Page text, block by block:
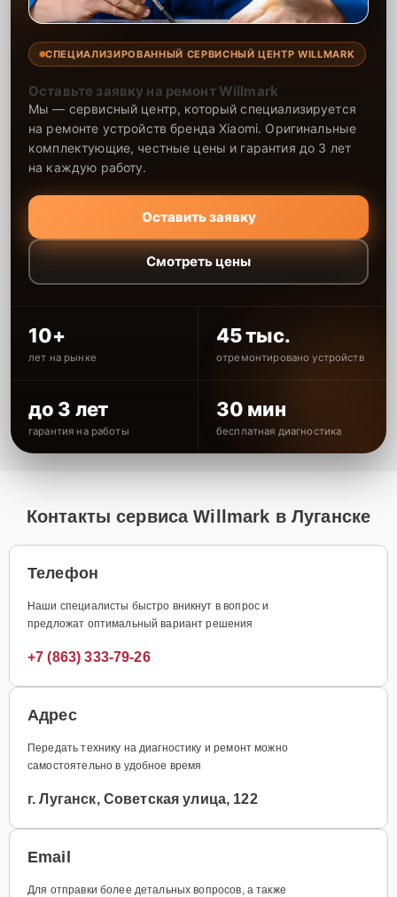
СПЕЦИАЛИЗИРОВАННЫЙ СЕРВИСНЫЙ ЦЕНТР WILLMARK
Оставьте заявку на ремонт Willmark
Мы — сервисный центр, который специализируется
на ремонте устройств бренда Xiaomi. Оригинальные
комплектующие, честные цены и гарантия до 3 лет
на каждую работу.
Оставить заявку
Смотреть цены
10+
лет на рынке
45 тыс.
отремонтировано устройств
до 3 лет
гарантия на работы
30 мин
бесплатная диагностика
Контакты сервиса Willmark в Луганске
Телефон
Наши специалисты быстро вникнут в вопрос и
предложат оптимальный вариант решения
+7 (863) 333-79-26
Адрес
Передать технику на диагностику и ремонт можно
самостоятельно в удобное время
г. Луганск, Советская улица, 122
Email
Для отправки более детальных вопросов, а также